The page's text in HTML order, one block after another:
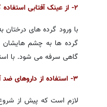
۲- از عینک آفتابی استفاده کنید
با ورود گرده های درختان
گرده ها به چشم هایشان
گاهی سرفه می شود. با
۳- استفاده از داروهای ضد آلرژی را زودتر شروع کنید
لازم است که پیش از شروع